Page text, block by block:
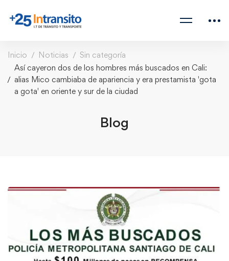
Inicio Noticias
Sin categoría
Así cayeron dos de los hombres más buscados en Cali:
alias Mico cambiaba de apariencia y era prestamista 'gota
a gota' en oriente y sur de la ciudad
Blog